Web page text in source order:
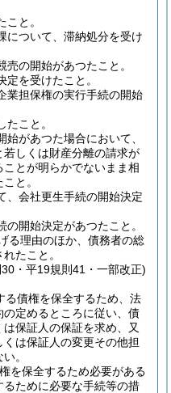
と。
について、滞納処分を受け
の開始があつたこと。
を受けたこと。
業担保権の実行手続の開始
こと。
があつた場合において、
しくは財産分離の請求が
とが明らかでないまま相
と。
、会社更生手続の開始決定
開始決定があつたこと。
る理由のほか、債務者の総
たこと。
・平19規則41・一部改正)
る債権を保全するため、法
定めるところに従い、債
保証人の保証を求め、又
は保証人の変更その他担
。
を保全するため必要がある
ために必要な手続等の措